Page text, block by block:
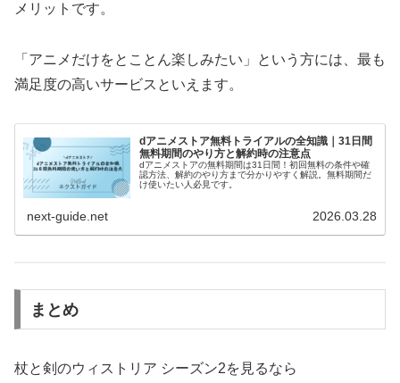
メリットです。
「アニメだけをとことん楽しみたい」という方には、最も
満足度の高いサービスといえます。
dアニメストア無料トライアルの全知識｜31日間
無料期間のやり方と解約時の注意点
dアニメストアの無料期間は31日間！初回無料の条件や確
認方法、解約のやり方まで分かりやすく解説。無料期間だ
け使いたい人必見です。
next-guide.net 2026.03.28
まとめ
杖と剣のウィストリア シーズン2を見るなら